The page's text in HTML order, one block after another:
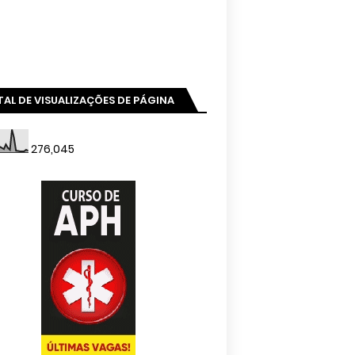
DE VISUALIZAÇÕES DE PÁGINA
276,045